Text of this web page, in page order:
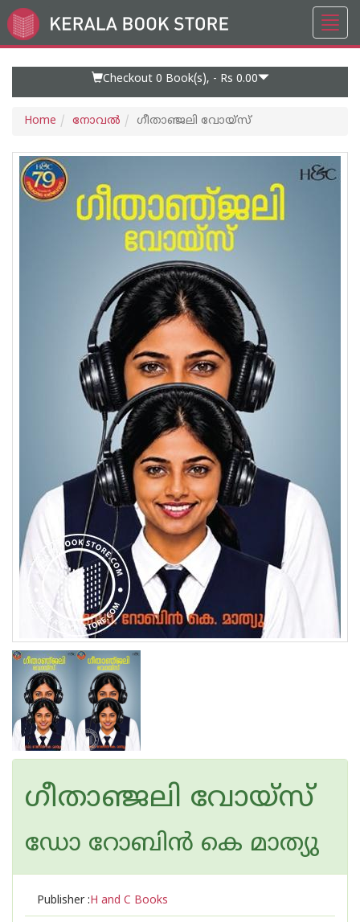
Go
to
Checkout 0 Book(s), - Rs 0.00
Home നോവല്‍ ഗീതാഞ്ജലി വോയ്സ്
ഗീതാഞ്ജലി വോയ്സ്
ഡോ റോബിന്‍ കെ മാത്യു
Publisher :H and C Books